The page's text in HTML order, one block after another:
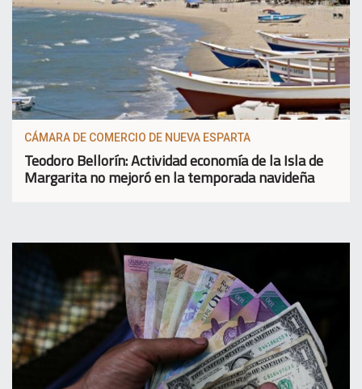
CÁMARA DE COMERCIO DE NUEVA ESPARTA
Teodoro Bellorín: Actividad economía de la Isla de
Margarita no mejoró en la temporada navideña